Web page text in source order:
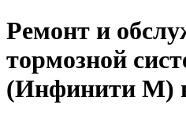
Ремонт и
тормозной
(Инфинити М)